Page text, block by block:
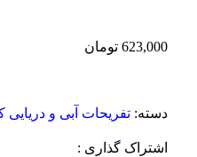
623,000 تومان
دسته: تفریحات آبی و
اشتراک گذاری :